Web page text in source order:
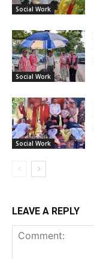
Social Work
Social Work
Social Work
LEAVE A REPLY